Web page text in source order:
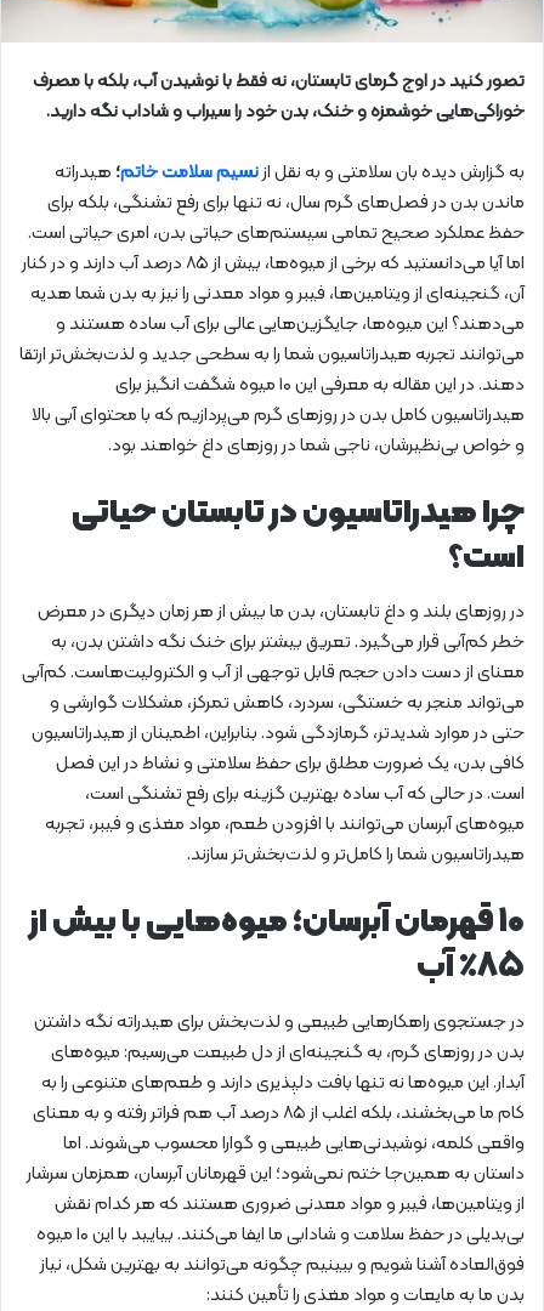
تصور کنید در اوج گرمای تابستان، نه فقط با نوشیدن آب، بلکه با مصرف
خوراکی‌هایی خوشمزه و خنک، بدن خود را سیراب و شاداب نگه دارید.
به گزارش دیده بان سلامتی و به نقل ازنسیم سلامت خاتم؛ هیدراته
ماندن بدن در فصل‌های گرم سال، نه تنها برای رفع تشنگی، بلکه برای
حفظ عملکرد صحیح تمامی سیستم‌های حیاتی بدن، امری حیاتی است.
اما آیا می‌دانستید که برخی از میوه‌ها، بیش از ۸۵ درصد آب دارند و در کنار
آن، گنجینه‌ای از ویتامین‌ها، فیبر و مواد معدنی را نیز به بدن شما هدیه
می‌دهند؟ این میوه‌ها، جایگزین‌هایی عالی برای آب ساده هستند و
می‌توانند تجربه هیدراتاسیون شما را به سطحی جدید و لذت‌بخش‌تر ارتقا
دهند. در این مقاله به معرفی این ۱۰ میوه شگفت انگیز برای
هیدراتاسیون کامل بدن در روزهای گرم می‌پردازیم که با محتوای آبی بالا
و خواص بی‌نظیرشان، ناجی شما در روزهای داغ خواهند بود.
چرا هیدراتاسیون در تابستان حیاتی
است؟
در روزهای بلند و داغ تابستان، بدن ما بیش از هر زمان دیگری در معرض
خطر کم‌آبی قرار می‌گیرد. تعریق بیشتر برای خنک نگه داشتن بدن، به
معنای از دست دادن حجم قابل توجهی از آب و الکترولیت‌هاست. کم‌آبی
می‌تواند منجر به خستگی، سردرد، کاهش تمرکز، مشکلات گوارشی و
حتی در موارد شدیدتر، گرمازدگی شود. بنابراین، اطمینان از هیدراتاسیون
کافی بدن، یک ضرورت مطلق برای حفظ سلامتی و نشاط در این فصل
است. در حالی که آب ساده بهترین گزینه برای رفع تشنگی است،
میوه‌های آبرسان می‌توانند با افزودن طعم، مواد مغذی و فیبر، تجربه
هیدراتاسیون شما را کامل‌تر و لذت‌بخش‌تر سازند.
۱۰ قهرمان آبرسان؛ میوه‌هایی با بیش از
۸۵٪ آب
در جستجوی راهکارهایی طبیعی و لذت‌بخش برای هیدراته نگه داشتن
بدن در روزهای گرم، به گنجینه‌ای از دل طبیعت می‌رسیم: میوه‌های
آبدار. این میوه‌ها نه تنها بافت دلپذیری دارند و طعم‌های متنوعی را به
کام ما می‌بخشند، بلکه اغلب از ۸۵ درصد آب هم فراتر رفته و به معنای
واقعی کلمه، نوشیدنی‌هایی طبیعی و گوارا محسوب می‌شوند. اما
داستان به همین‌جا ختم نمی‌شود؛ این قهرمانان آبرسان، همزمان سرشار
از ویتامین‌ها، فیبر و مواد معدنی ضروری هستند که هر کدام نقش
بی‌بدیلی در حفظ سلامت و شادابی ما ایفا می‌کنند. بیایید با این ۱۰ میوه
فوق‌العاده آشنا شویم و ببینیم چگونه می‌توانند به بهترین شکل، نیاز
بدن ما به مایعات و مواد مغذی را تأمین کنند: